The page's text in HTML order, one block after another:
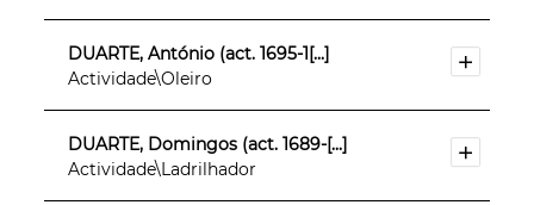
DUARTE, António (act. 1695-1[...]
Actividade\Oleiro
DUARTE, Domingos (act. 1689-[...]
Actividade\Ladrilhador